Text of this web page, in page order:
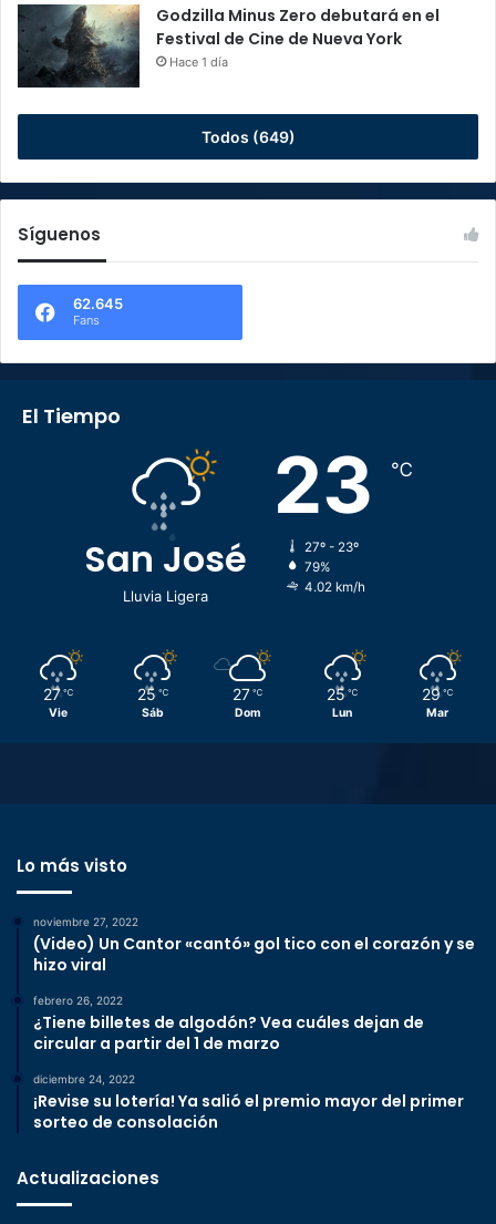
Godzilla Minus Zero debutará en el
Festival de Cine de Nueva York
Hace 1 día
Todos (649)
Síguenos
62.645
Fans
El Tiempo
San José
Lluvia Ligera
23 ℃
27º - 23º
79%
4.02 km/h
27 ℃
Vie
25 ℃
Sáb
27 ℃
Dom
25 ℃
Lun
29 ℃
Mar
Lo más visto
noviembre 27, 2022
(Video) Un Cantor «cantó» gol tico con el corazón y se
hizo viral
febrero 26, 2022
¿Tiene billetes de algodón? Vea cuáles dejan de
circular a partir del 1 de marzo
diciembre 24, 2022
¡Revise su lotería! Ya salió el premio mayor del primer
sorteo de consolación
Actualizaciones